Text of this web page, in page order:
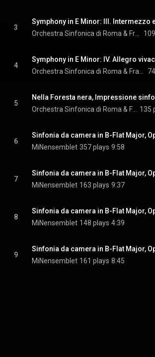
3
Symphony in E Minor: III. Intermezzo
4
Symphony in E Minor: IV. Allegro
5
Nella Foresta nera, Impressione
135
6
MiNensemblet 357 plays 9:58
7
MiNensemblet 163 plays 9:37
8
MiNensemblet 148 plays 4:39
9
MiNensemblet 161 plays 8:45